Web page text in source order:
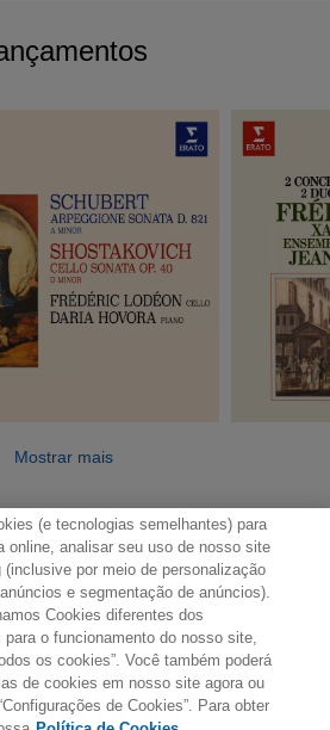
Mostrar mais
de Notícias
Termos de Uso
Mapa do Site
Configurações de Cookies
(e tecnologias semelhantes) para
online, analisar seu uso de nosso site
por meio de personalização
e segmentação de anúncios).
Cookies diferentes dos
o funcionamento do nosso site,
os cookies”. Você também poderá
de cookies em nosso site agora ou
de Cookies”. Para obter